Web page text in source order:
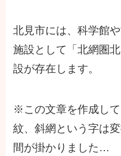
北見市には、科学館
施設として「北網圏
設が存在します。
※この文章を作成し
紋、斜網という字は
間が掛かりました…